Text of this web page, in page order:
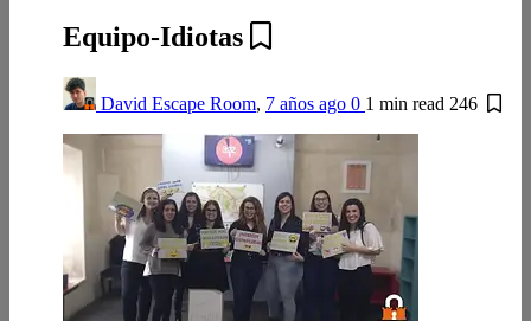
Equipo-Idiotas
David Escape Room, 7 años ago 0 1 min read 246